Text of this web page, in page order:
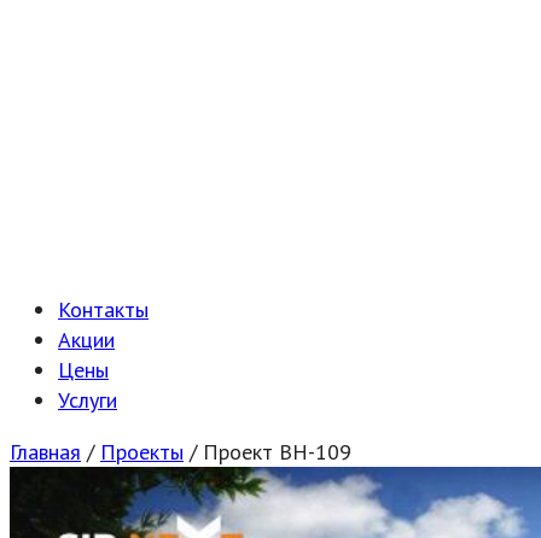
Контакты
Акции
Цены
Услуги
Главная / Проекты / Проект ВН-109